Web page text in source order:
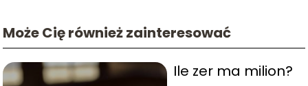
Może Cię również zainteresować
Ile zer ma milion?